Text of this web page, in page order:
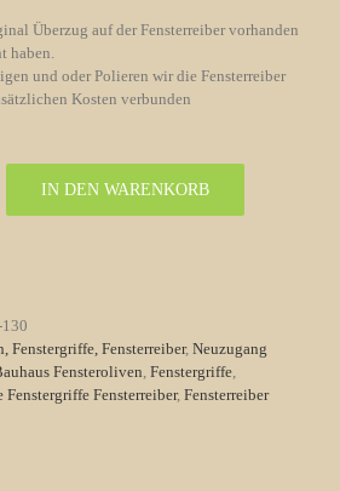
Überzug auf der Fensterreiber vorhanden
haben.
und oder Polieren wir die Fensterreiber
Kosten verbunden
IN DEN WARENKORB
Fenstergriffe, Fensterreiber, Neuzugang
Fensteroliven Fenstergriffe
Fenstergriffe Fensterreiber, Fensterreiber